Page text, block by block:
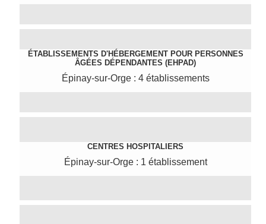
ÉTABLISSEMENTS D'HÉBERGEMENT POUR PERSONNES
ÂGÉES DÉPENDANTES (EHPAD)
Épinay-sur-Orge : 4 établissements
CENTRES HOSPITALIERS
Épinay-sur-Orge : 1 établissement